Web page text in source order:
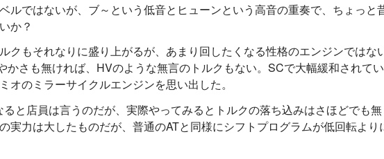
ルではないが、ブ～という低音とヒューンという高音の重奏で、ちょっと
か？
もそれなりに盛り上がるが、あまり回したくなる性格のエンジンではない
かさも無ければ、HVのような無言のトルクもない。SCで大幅緩和されて
のミラーサイクルエンジンを思い出した。
と店員は言うのだが、実際やってみるとトルクの落ち込みはさほどでも無
実力は大したものだが、普通のATと同様にシフトプログラムが低回転より